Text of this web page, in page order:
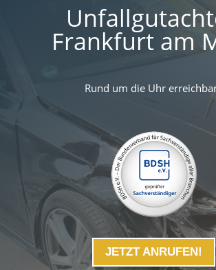
Frankfurt am
Rund um die Uhr
JETZT ANRUFEN!